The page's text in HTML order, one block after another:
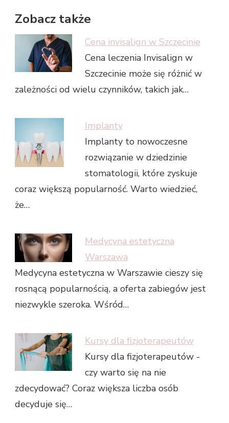
Zobacz także
Cena invisalign w Szczecinie
Cena leczenia Invisalign w
Szczecinie może się różnić w
zależności od wielu czynników, takich jak…
Implanty
Implanty to nowoczesne
rozwiązanie w dziedzinie
stomatologii, które zyskuje
coraz większą popularność. Warto wiedzieć,
że…
Medycyna estetyczna
Warszawa
Medycyna estetyczna w Warszawie cieszy się
rosnącą popularnością, a oferta zabiegów jest
niezwykle szeroka. Wśród…
Kursy dla fizjoterapeutów
Kursy dla fizjoterapeutów -
czy warto się na nie
zdecydować? Coraz większa liczba osób
decyduje się…